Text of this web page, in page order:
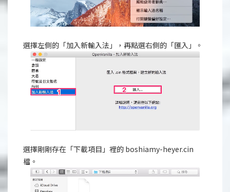
選擇左側的「加入新輸入法」，再點選右側的「匯入」。
選擇剛剛存在「下載項目」裡的 boshiamy-heyer.cin
檔。